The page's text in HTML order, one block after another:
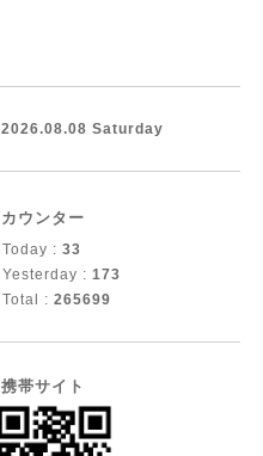
2026.08.08 Saturday
カウンター
Today : 33
Yesterday : 173
Total : 265699
携帯サイト